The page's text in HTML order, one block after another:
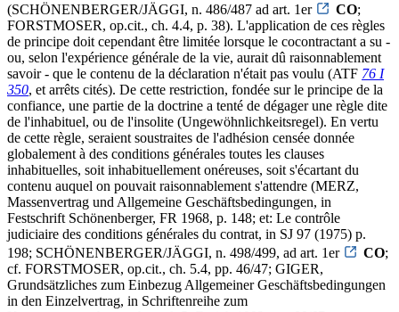
(SCHÖNENBERGER/JÄGGI, n. 486/487 ad art. 1er
CO;
FORSTMOSER, op.cit., ch. 4.4, p. 38). L'application de ces règles
de principe doit cependant être limitée lorsque le cocontractant a su -
ou, selon l'expérience générale de la vie, aurait dû raisonnablement
savoir - que le contenu de la déclaration n'était pas voulu (ATF 76 I
350, et arrêts cités). De cette restriction, fondée sur le principe de la
confiance, une partie de la doctrine a tenté de dégager une règle dite
de l'inhabituel, ou de l'insolite (Ungewöhnlichkeitsregel). En vertu
de cette règle, seraient soustraites de l'adhésion censée donnée
globalement à des conditions générales toutes les clauses
inhabituelles, soit inhabituellement onéreuses, soit s'écartant du
contenu auquel on pouvait raisonnablement s'attendre (MERZ,
Massenvertrag und Allgemeine Geschäftsbedingungen, in
Festschrift Schönenberger, FR 1968, p. 148; et: Le contrôle
judiciaire des conditions générales du contrat, in SJ 97 (1975) p.
198; SCHÖNENBERGER/JÄGGI, n. 498/499, ad art. 1er
CO;
cf. FORSTMOSER, op.cit., ch. 5.4, pp. 46/47; GIGER,
Grundsätzliches zum Einbezug Allgemeiner Geschäftsbedingungen
in den Einzelvertrag, in Schriftenreihe zum